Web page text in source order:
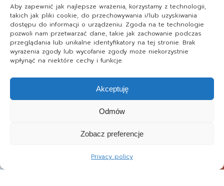
Aby zapewnić jak najlepsze wrażenia, korzystamy z technologii,
takich jak pliki cookie, do przechowywania i/lub uzyskiwania
dostępu do informacji o urządzeniu. Zgoda na te technologie
pozwoli nam przetwarzać dane, takie jak zachowanie podczas
przeglądania lub unikalne identyfikatory na tej stronie. Brak
wyrażenia zgody lub wycofanie zgody może niekorzystnie
wpłynąć na niektóre cechy i funkcje.
Akceptuję
Odmów
Zobacz preferencje
Privacy policy